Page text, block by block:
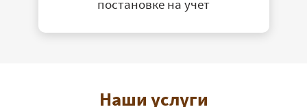
постановке на учет
Наши услуги